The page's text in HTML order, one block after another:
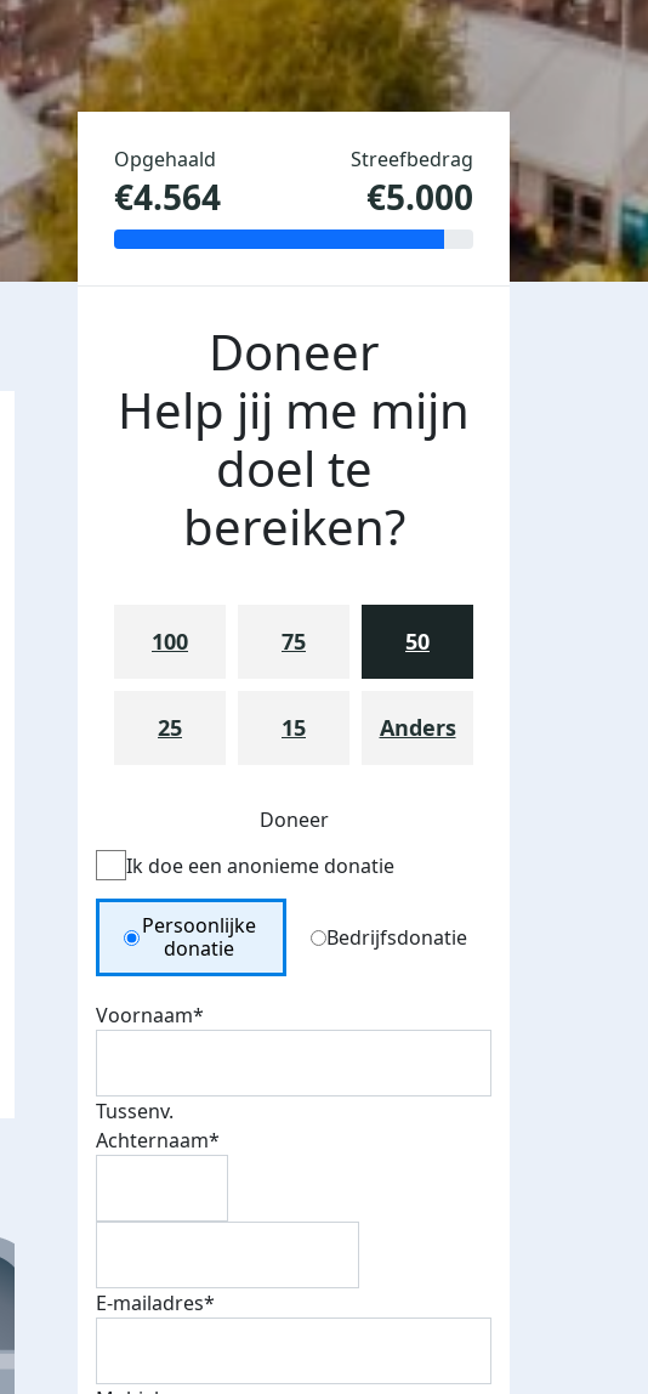
Opgehaald
€4.564
Streefbedrag
€5.000
Doneer
Help jij me mijn
doel te
bereiken?
100 75 50
25 15 Anders
Doneer
Ik doe een anonieme donatie
Donation Type
Persoonlijke
donatie
Bedrijfsdonatie
Voornaam*
Tussenv.
Achternaam*
E-mailadres*